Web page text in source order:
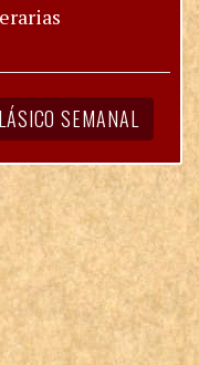
SEMANAL